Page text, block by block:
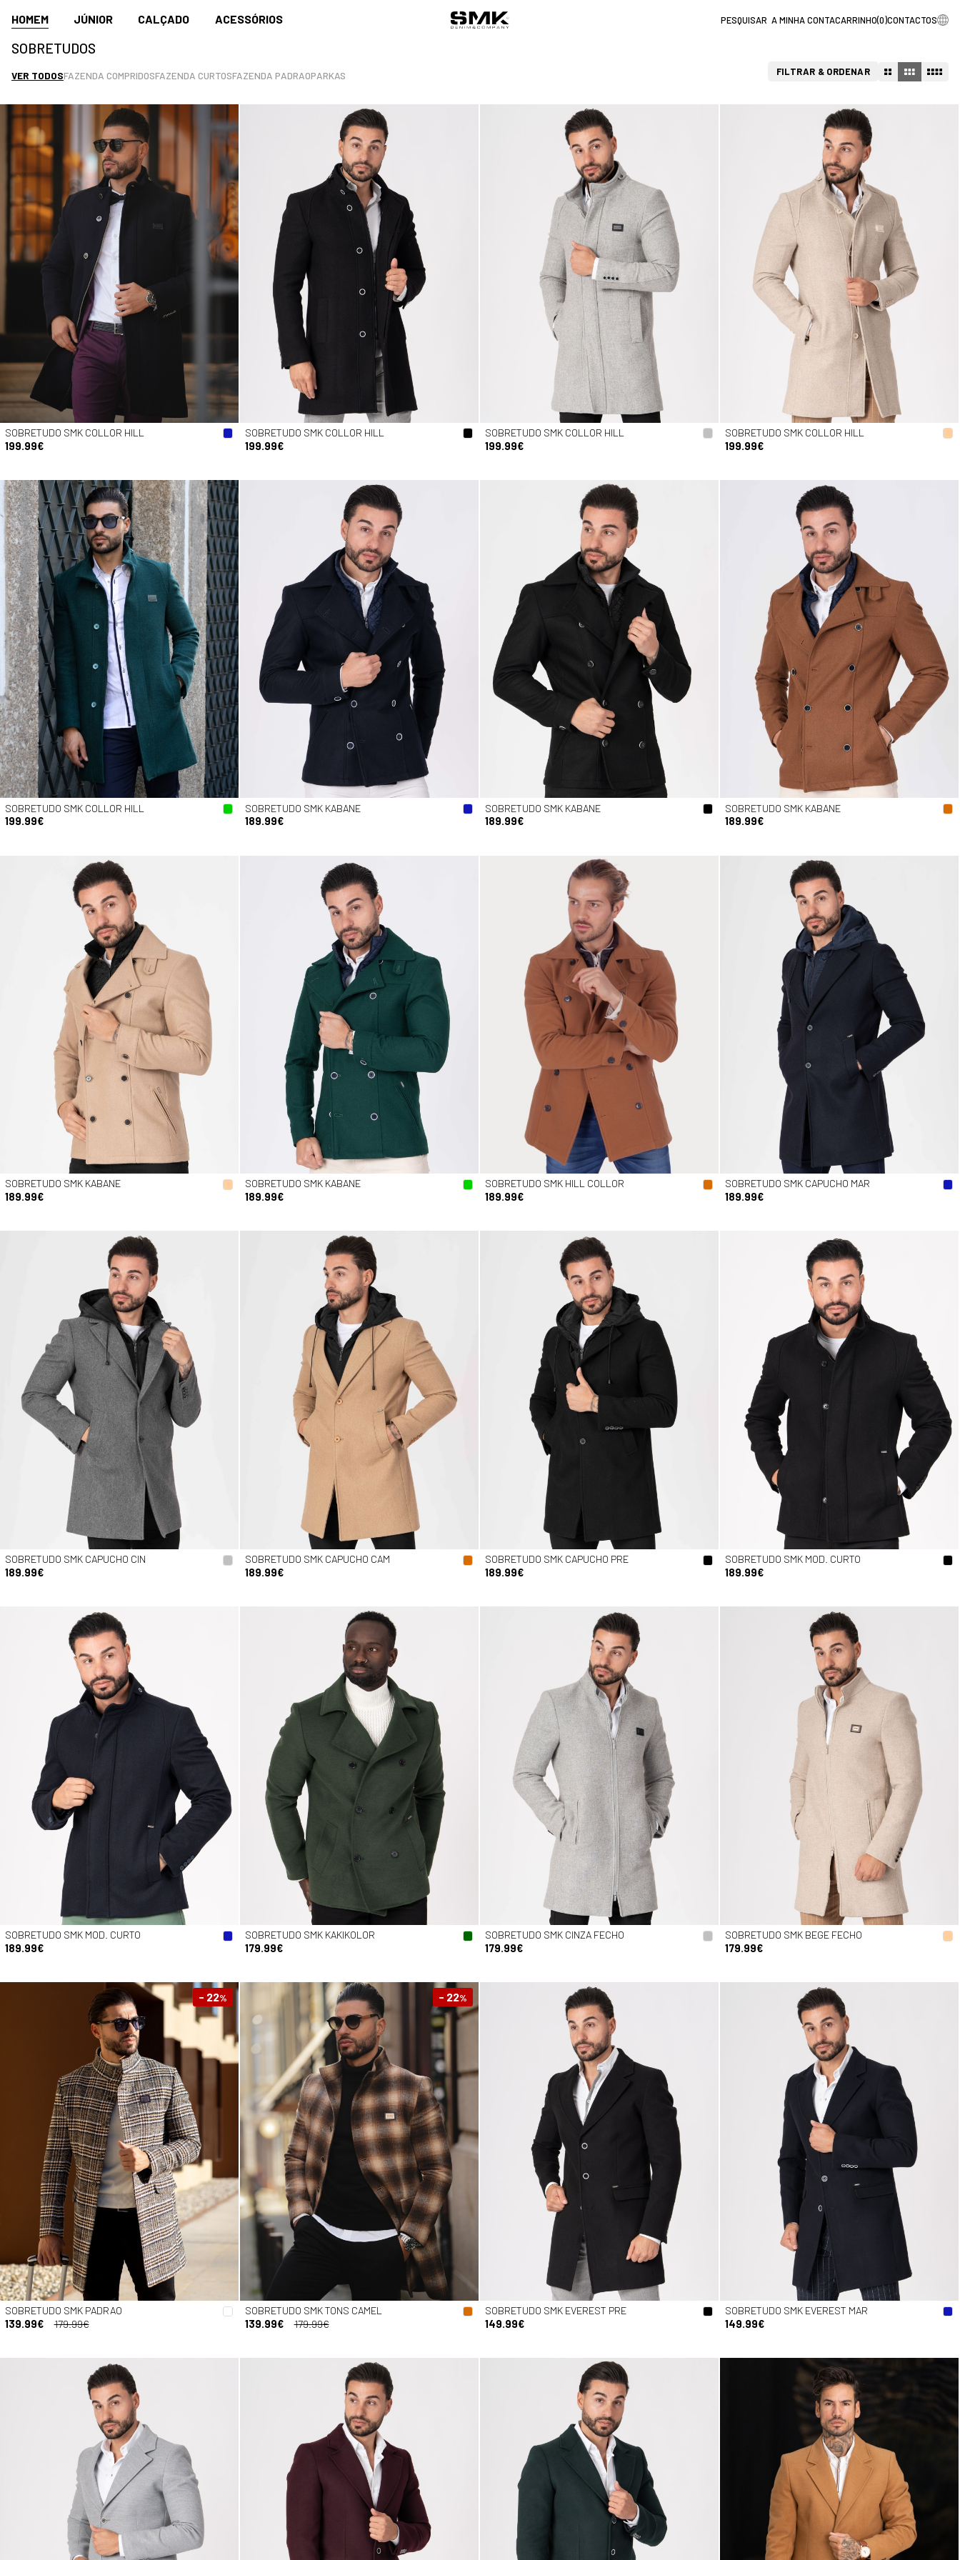
HOMEM JÚNIOR CALÇADO ACESSÓRIOS A MINHA CONTACARRINHO(0)CONTACTOS
SOBRETUDOS
VER TODOSFAZENDA COMPRIDOSFAZENDA CURTOSFAZENDA PADRAOPARKAS FILTRAR & ORDENAR
SOBRETUDO SMK COLLOR HILL
199.99€
SOBRETUDO SMK COLLOR HILL
199.99€
SOBRETUDO SMK COLLOR HILL
199.99€
SOBRETUDO SMK COLLOR HILL
199.99€
SOBRETUDO SMK COLLOR HILL
199.99€
SOBRETUDO SMK KABANE
189.99€
SOBRETUDO SMK KABANE
189.99€
SOBRETUDO SMK KABANE
189.99€
SOBRETUDO SMK KABANE
189.99€
SOBRETUDO SMK KABANE
189.99€
SOBRETUDO SMK HILL COLLOR
189.99€
SOBRETUDO SMK CAPUCHO MAR
189.99€
SOBRETUDO SMK CAPUCHO CIN
189.99€
SOBRETUDO SMK CAPUCHO CAM
189.99€
SOBRETUDO SMK CAPUCHO PRE
189.99€
SOBRETUDO SMK MOD. CURTO
189.99€
SOBRETUDO SMK MOD. CURTO
189.99€
SOBRETUDO SMK KAKIKOLOR
179.99€
SOBRETUDO SMK CINZA FECHO
179.99€
SOBRETUDO SMK BEGE FECHO
179.99€
- 22%
SOBRETUDO SMK PADRAO
139.99€
179.99€
- 22%
SOBRETUDO SMK TONS CAMEL
139.99€
179.99€
SOBRETUDO SMK EVEREST PRE
149.99€
SOBRETUDO SMK EVEREST MAR
149.99€